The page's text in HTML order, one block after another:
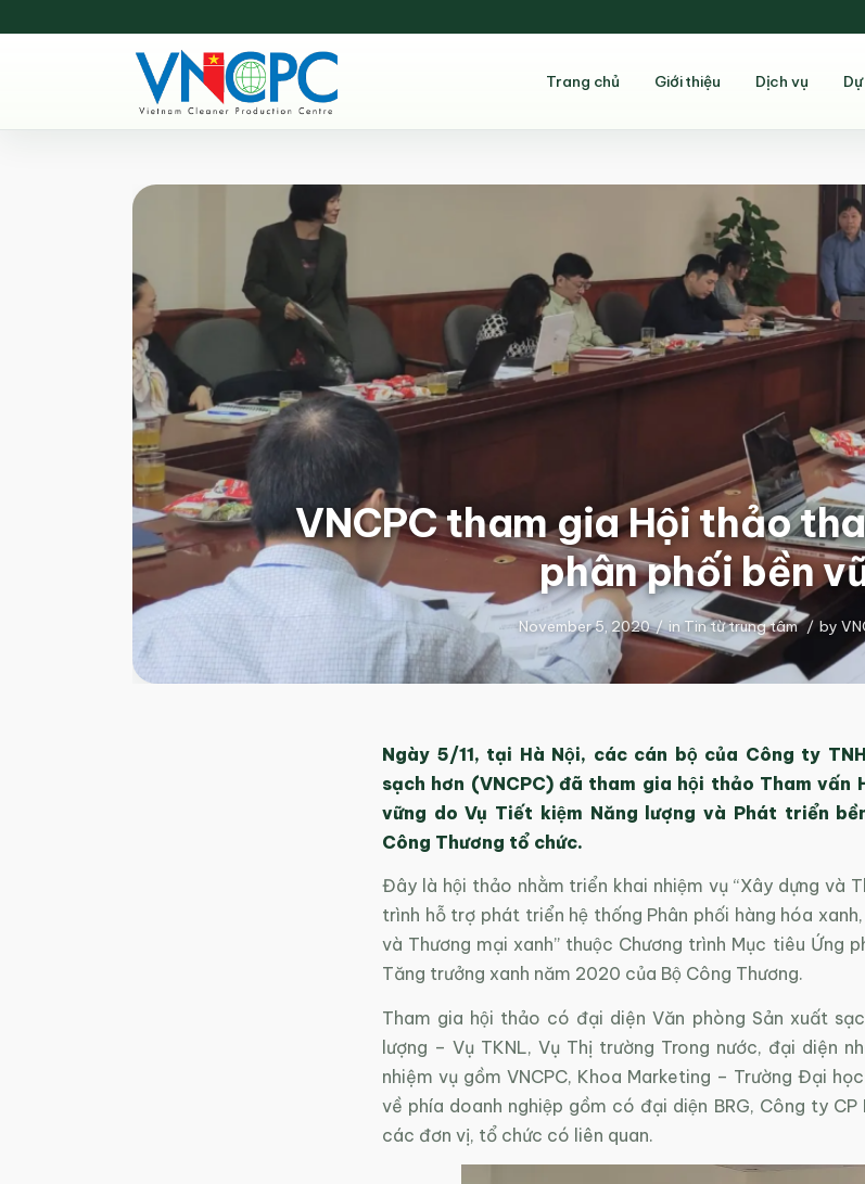
Trang chủ Giới thiệu Dịch vụ
VNCPC tham gia Hội thảo
phân phối bền
November 5, 2020 / inTin từ trung tâm / by
Ngày 5/11, tại Hà Nội, các cán bộ của Công ty
sạch hơn (VNCPC) đã tham gia hội thảo Tham vấn
vững do Vụ Tiết kiệm Năng lượng và Phát triển
Công Thương tổ chức.
Đây là hội thảo nhằm triển khai nhiệm vụ “Xây dựng và
trình hỗ trợ phát triển hệ thống Phân phối hàng hóa
và Thương mại xanh” thuộc Chương trình Mục tiêu Ứng
Tăng trưởng xanh năm 2020 của Bộ Công Thương.
Tham gia hội thảo có đại diện Văn phòng Sản xuất
lượng – Vụ TKNL, Vụ Thị trường Trong nước, đại diện
nhiệm vụ gồm VNCPC, Khoa Marketing – Trường Đại
về phía doanh nghiệp gồm có đại diện BRG, Công ty CP
các đơn vị, tổ chức có liên quan.